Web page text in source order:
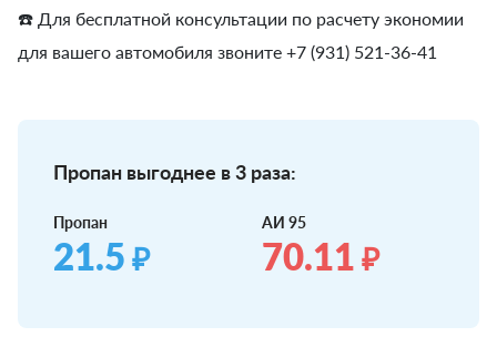
☎️ Для бесплатной консультации по расчету экономии
для вашего автомобиля звоните +7 (931) 521-36-41
Пропан выгоднее в 3 раза:
Пропан
21.5 ₽
АИ 95
70.11 ₽